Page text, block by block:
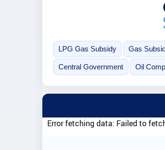
LPG Gas Subsidy Gas
Central Government Oil
Error fetching data: Failed to